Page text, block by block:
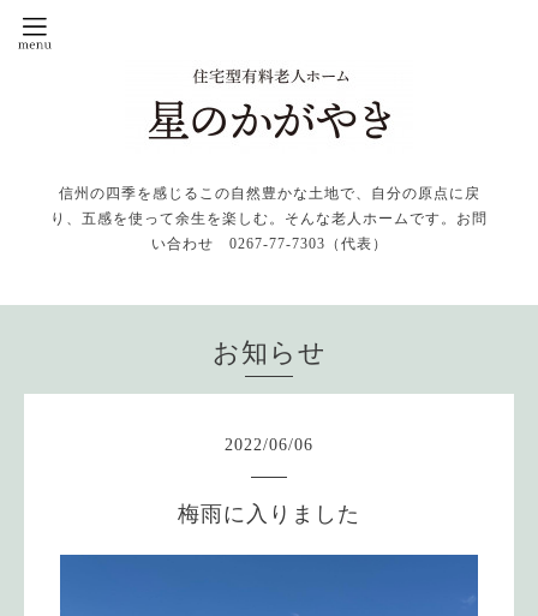
信州の四季を感じるこの自然豊かな土地で、自分の原点に戻
り、五感を使って余生を楽しむ。そんな老人ホームです。お問
い合わせ 0267-77-7303（代表）
お知らせ
2022/06/06
梅雨に入りました